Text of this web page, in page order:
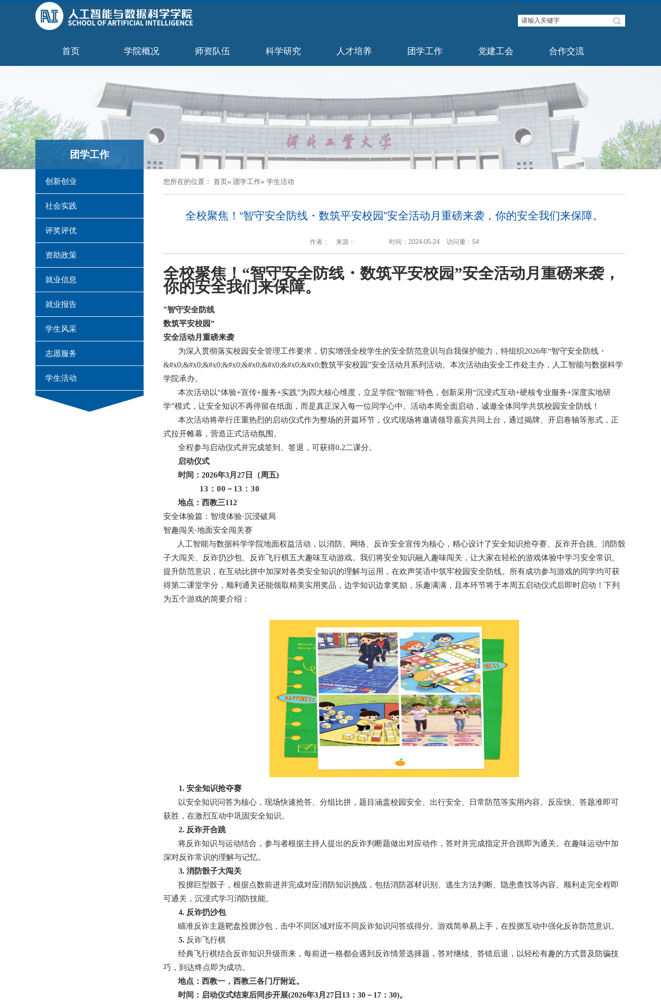
首页 学院概况 师资队伍 科学研究 人才培养 团学工作 党建工会 合作交流
团学工作
创新创业
社会实践
评奖评优
资助政策
就业信息
就业报告
学生风采
志愿服务
学生活动
您所在的位置： 首页» 团学工作» 学生活动
全校聚焦！“智守安全防线・数筑平安校园”安全活动月重磅来袭，你的安全我们来保障。
作者： 来源： 时间：2024-05-24 访问量： 54
全校聚焦！“智守安全防线・数筑平安校园”安全活动月重磅来袭，
你的安全我们来保障。
“智守安全防线
数筑平安校园”
安全活动月重磅来袭
为深入贯彻落实校园安全管理工作要求，切实增强全校学生的安全防范意识与自我保护能力，特组织2026年“智守安全防线・
&#x0;&#x0;&#x0;&#x0;&#x0;&#x0;&#x0;&#x0;数筑平安校园”安全活动月系列活动。本次活动由安全工作处主办，人工智能与数据科学
学院承办。
本次活动以“体验+宣传+服务+实践”为四大核心维度，立足学院“智能”特色，创新采用“沉浸式互动+硬核专业服务+深度实地研
学”模式，让安全知识不再停留在纸面，而是真正深入每一位同学心中。活动本周全面启动，诚邀全体同学共筑校园安全防线！
本次活动将举行庄重热烈的启动仪式作为整场的开篇环节，仪式现场将邀请领导嘉宾共同上台，通过揭牌、开启卷轴等形式，正
式拉开帷幕，营造正式活动氛围。
全程参与启动仪式并完成签到、签退，可获得0.2二课分。
启动仪式
时间：2026年3月27日（周五)
13：00－13：30
地点：西教三112
安全体验篇：智境体验·沉浸破局
智趣闯关·地面安全闯关赛
人工智能与数据科学学院地面权益活动，以消防、网络、反诈安全宣传为核心，精心设计了安全知识抢夺赛、反诈开合跳、消防骰
子大闯关、反诈扔沙包、反诈飞行棋五大趣味互动游戏。我们将安全知识融入趣味闯关，让大家在轻松的游戏体验中学习安全常识、
提升防范意识，在互动比拼中加深对各类安全知识的理解与运用，在欢声笑语中筑牢校园安全防线。所有成功参与游戏的同学均可获
得第二课堂学分，顺利通关还能领取精美实用奖品，边学知识边拿奖励，乐趣满满，且本环节将于本周五启动仪式后即时启动！下列
为五个游戏的简要介绍：
1. 安全知识抢夺赛
以安全知识问答为核心，现场快速抢答、分组比拼，题目涵盖校园安全、出行安全、日常防范等实用内容。反应快、答题准即可
获胜，在激烈互动中巩固安全知识。
2. 反诈开合跳
将反诈知识与运动结合，参与者根据主持人提出的反诈判断题做出对应动作，答对并完成指定开合跳即为通关。在趣味运动中加
深对反诈常识的理解与记忆。
3. 消防骰子大闯关
投掷巨型骰子，根据点数前进并完成对应消防知识挑战，包括消防器材识别、逃生方法判断、隐患查找等内容。顺利走完全程即
可通关，沉浸式学习消防技能。
4. 反诈扔沙包
瞄准反诈主题靶盘投掷沙包，击中不同区域对应不同反诈知识问答或得分。游戏简单易上手，在投掷互动中强化反诈防范意识。
5. 反诈飞行棋
经典飞行棋结合反诈知识升级而来，每前进一格都会遇到反诈情景选择题，答对继续、答错后退，以轻松有趣的方式普及防骗技
巧，到达终点即为成功。
地点：西教一，西教三各门厅附近。
时间：启动仪式结束后同步开展(2026年3月27日13：30－17：30)。